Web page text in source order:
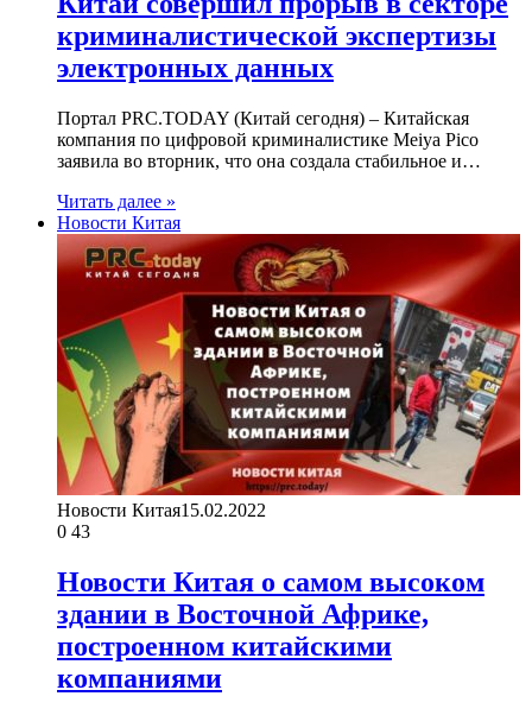
криминалистической экспертизы
электронных данных
Портал PRC.TODAY (Китай сегодня) – Китайская
компания по цифровой криминалистике Meiya Pico
заявила во вторник, что она создала стабильное и…
Читать далее »
Новости Китая
Новости Китая15.02.2022
0 43
Новости Китая о самом высоком
здании в Восточной Африке,
построенном китайскими
компаниями